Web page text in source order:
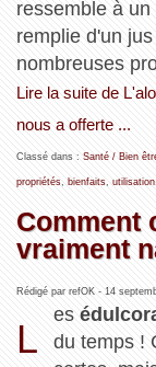
ressemble à
remplie d'un
nombreuses
Lire la suite de
nous a offerte ...
Classé dans : Santé / Bien
propriétés, bienfaits, utilisation,
Comment
vraiment
Rédigé par refOK - 14
L
es
du temps !